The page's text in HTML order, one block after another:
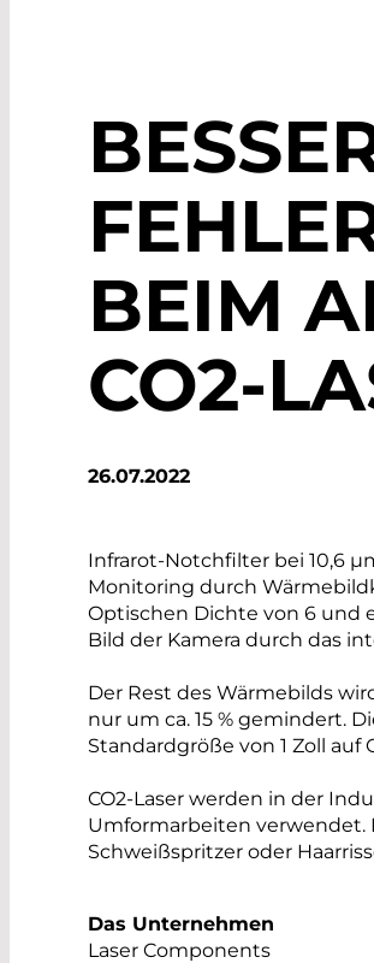
BEIM
CO2-
26.07.2022
Infrarot-Notchfilter bei 10,6
Monitoring durch
Optischen Dichte von 6 und
Bild der Kamera durch das
Der Rest des Wärmebilds
nur um ca. 15 % gemindert.
Standardgröße von 1 Zoll auf
CO2-Laser werden in der
Umformarbeiten verwendet.
Schweißspritzer oder
Das Unternehmen
Laser Components